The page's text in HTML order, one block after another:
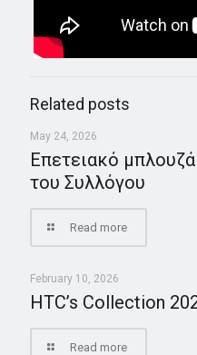
Related posts
May 24, 2026
Επετειακό
του Συλλόγου
Read more
February 10, 2026
HTC’s Collection
Read more